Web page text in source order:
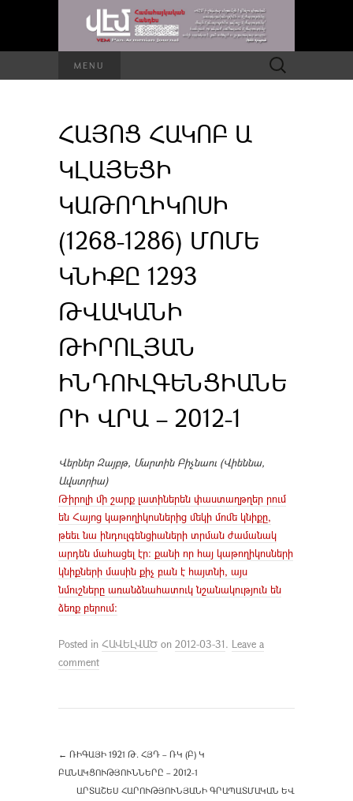
MENU Որոնել՝
ՀԱՅՈՑ ՀԱԿՈԲ Ա
ԿԼԱՅԵՑԻ
ԿԱԹՈՂԻԿՈՍԻ
(1268-1286) ՄՈՄԵ
ԿՆԻՔԸ 1293
ԹՎԱԿԱՆԻ
ԹԻՐՈԼՅԱՆ
ԻՆԴՈՒԼԳԵՆՑԻԱՆԵ
ՐԻ ՎՐԱ – 2012-1
Վերներ Զայբթ, Մարտին Բիչնաու (Վիեննա,
Ավստրիա)
Թիրոլի մի շարք լատիներեն փաստաղթղեր րում
են Հայոց կաթողիկոսներից մեկի մոմե կնիքը,
թեեւ նա ինդուլգենցիաների տրման ժամանակ
արդեն մահացել էր: քանի որ հայ կաթողիկոսների
կնիքների մասին քիչ բան է հայտնի, այս
նմուշները առանձնահատուկ նշանակություն են
ձեռք բերում:
Posted in ՀԱՎԵԼՎԱԾ on 2012-03-31. Leave a
comment
← ՌԻԳԱՅԻ 1921 Թ. ՀՅԴ – ՌԿ (Բ) Կ
ԲԱՆԱԿՑՈՒԹՅՈՒՆՆԵՐԸ – 2012-1
ԱՐՏԱՇԵՍ ՀԱՐՈՒԹՅՈՒՆՅԱՆԻ ԳՐԱՊԱՏՄԱԿԱՆ ԵՎ